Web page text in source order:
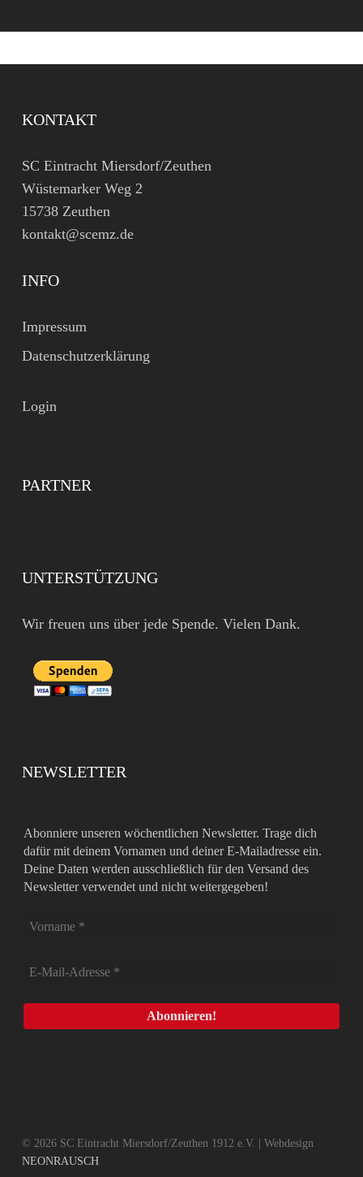
KONTAKT
SC Eintracht Miersdorf/Zeuthen
Wüstemarker Weg 2
15738 Zeuthen
kontakt@scemz.de
INFO
Impressum
Datenschutzerklärung
Login
PARTNER
UNTERSTÜTZUNG
Wir freuen uns über jede Spende. Vielen Dank.
NEWSLETTER
Abonniere unseren wöchentlichen Newsletter. Trage dich
dafür mit deinem Vornamen und deiner E-Mailadresse ein.
Deine Daten werden ausschließlich für den Versand des
Newsletter verwendet und nicht weitergegeben!
© 2026 SC Eintracht Miersdorf/Zeuthen 1912 e.V. | Webdesign
NEONRAUSCH